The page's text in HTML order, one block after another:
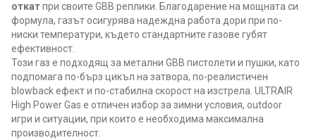
откатпри своите GBB реплики. Благодарение на мощната си
формула, газът осигурява надеждна работа дори при по-
ниски температури, където стандартните газове губят
ефективност.
Този газ е подходящ за метални GBB пистолети и пушки, като
подпомага по-бърз цикъл на затвора, по-реалистичен
blowback ефект и по-стабилна скорост на изстрела. ULTRAIR
High Power Gas е отличен избор за зимни условия, outdoor
игри и ситуации, при които е необходима максимална
производителност.